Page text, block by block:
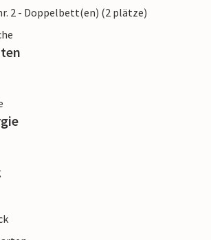
2 - Doppelbett(en) (2 plätze)